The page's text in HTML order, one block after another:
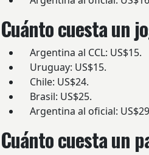
Cuánto cuesta un
Argentina al CCL: US$15.
Uruguay: US$15.
Chile: US$24.
Brasil: US$25.
Argentina al oficial:
Cuánto cuesta un